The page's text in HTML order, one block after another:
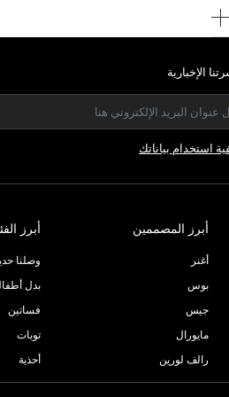
الإخبارية
استخدام بياناتك
أبرز المصممين
أغنر
بوس
جيس
مايورال
رالف لورين
أبرز
وصلنا
بدل
فساتين
توبات
أحذية